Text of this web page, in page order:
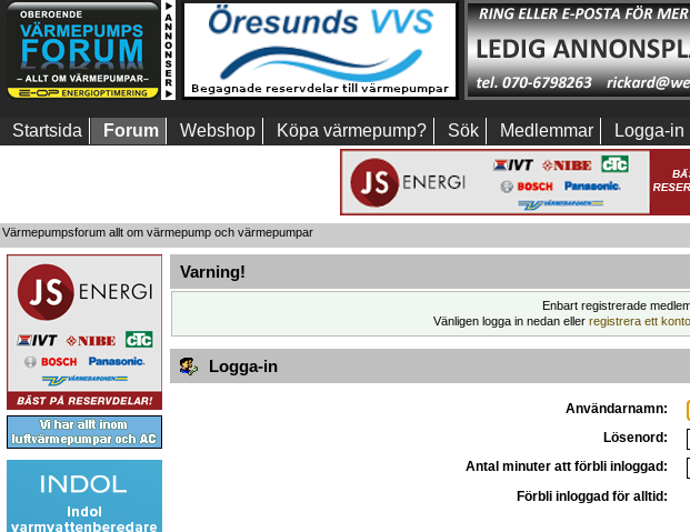
Startsida Forum Webshop Köpa värmepump? Sök Medlemmar Logga-in
Värmepumpsforum allt om värmepump och värmepumpar
Varning!
Enbart registrerade
Vänligen logga in nedan eller registrera ett konto
Logga-in
Användarnamn:
Lösenord:
Antal minuter att förbli inloggad:
Förbli inloggad för alltid: